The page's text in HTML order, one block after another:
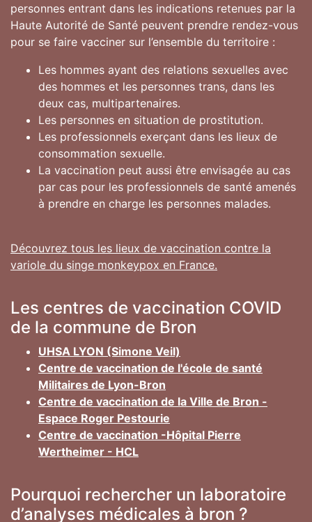
personnes entrant dans les indications retenues par la
Haute Autorité de Santé peuvent prendre rendez-vous
pour se faire vacciner sur l’ensemble du territoire :
Les hommes ayant des relations sexuelles avec
des hommes et les personnes trans, dans les
deux cas, multipartenaires.
Les personnes en situation de prostitution.
Les professionnels exerçant dans les lieux de
consommation sexuelle.
La vaccination peut aussi être envisagée au cas
par cas pour les professionnels de santé amenés
à prendre en charge les personnes malades.
Découvrez tous les lieux de vaccination contre la
variole du singe monkeypox en France.
Les centres de vaccination COVID
de la commune de Bron
UHSA LYON (Simone Veil)
Centre de vaccination de l'école de santé
Militaires de Lyon-Bron
Centre de vaccination de la Ville de Bron -
Espace Roger Pestourie
Centre de vaccination -Hôpital Pierre
Wertheimer - HCL
Pourquoi rechercher un laboratoire
d’analyses médicales à bron ?